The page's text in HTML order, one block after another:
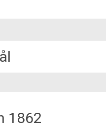
1862